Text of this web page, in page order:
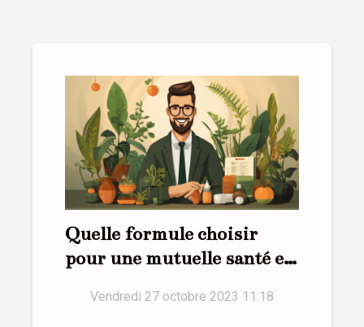
Quelle formule choisir
pour une mutuelle santé en
Vendredi 27 octobre 2023 11:18